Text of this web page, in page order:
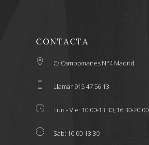
CONTACTA
C/ Campomanes N°4 Madrid
Llamar 915 47 56 13
Lun - Vie: 10:00-13:30, 16:30-20:00
Sab: 10:00-13:30